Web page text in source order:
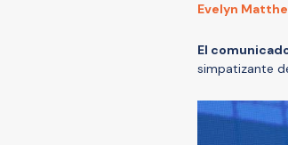
Evelyn
El
simpatizante